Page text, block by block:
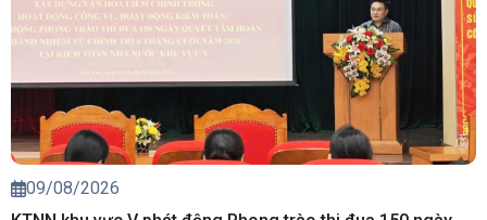
09/08/2026